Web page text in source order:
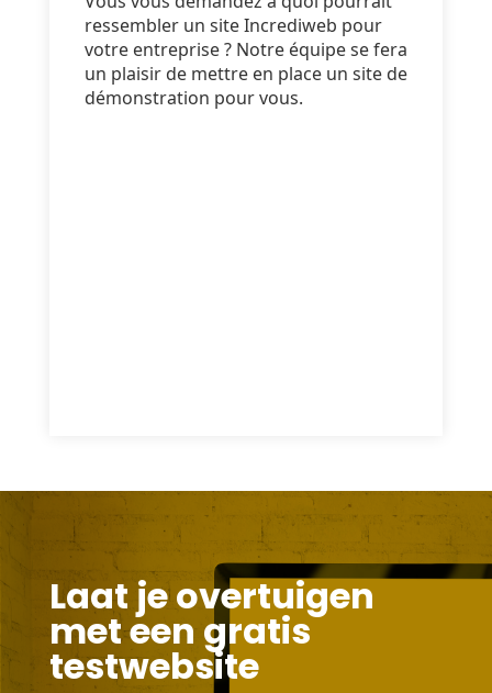
Laat je overtuigen
met een gratis
testwebsite